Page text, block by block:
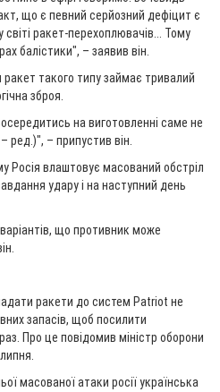
що є певний серйозний дефіцит є
світі ракет-перехоплювачів... Тому
балістики", – заявив він.
ракет такого типу займає тривалий
зброя.
на виготовленні саме не
ред.)", – припустив він.
Росія влаштовує масований обстріл
удару і на наступний день
що противник може
ракети до систем Patriot не
запасів, щоб посилити
Про це повідомив міністр оборони
масованої атаки росії українська